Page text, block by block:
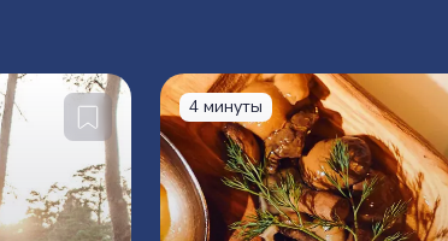
4 минуты